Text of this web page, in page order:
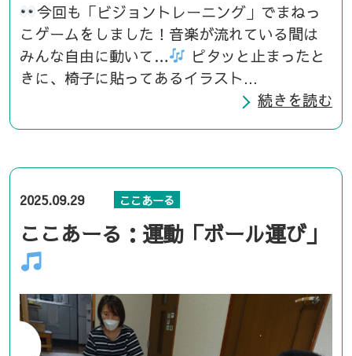
今回も「ビジョントレーニング」でまねっ
こゲームをしました！音楽が流れている間は
みんな自由に動いて…
ピタッと止まったと
きに、椅子に貼ってあるイラスト...
続きを読む
2025.09.29 ここあーる
ここあーる：運動「ボール運び」